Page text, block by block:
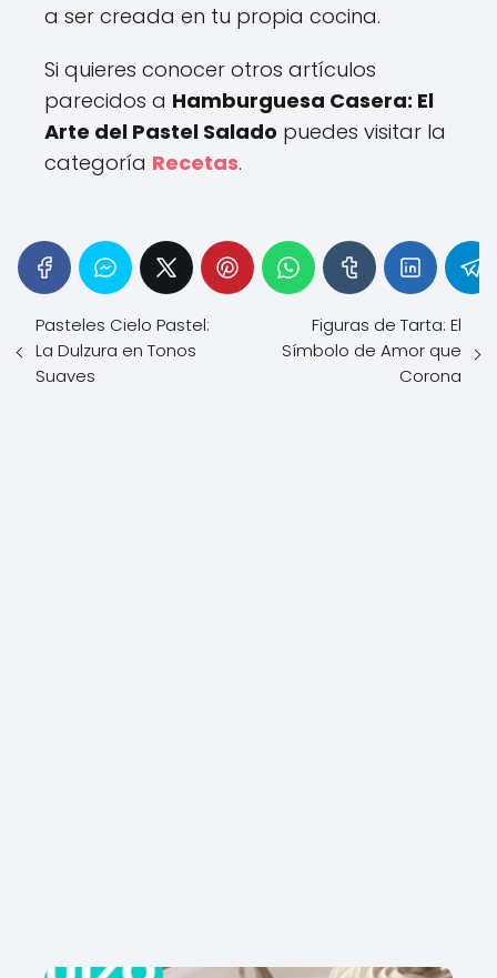
a ser creada en tu propia cocina.
Si quieres conocer otros artículos
parecidos a Hamburguesa Casera: El
Arte del Pastel Salado puedes visitar la
categoría Recetas.
Pasteles Cielo Pastel:
La Dulzura en Tonos
Suaves
Figuras de Tarta: El
Símbolo de Amor que
Corona